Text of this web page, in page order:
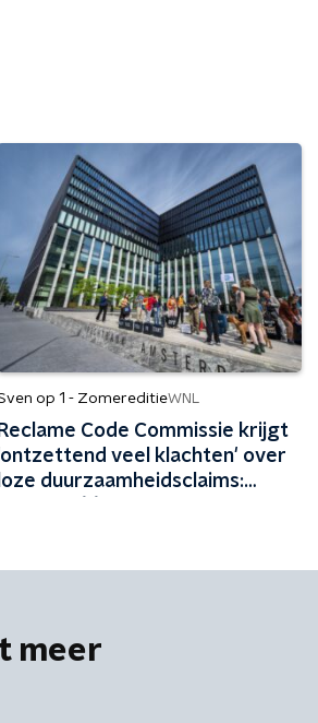
op 1 - ZomereditieWNL
Reclame Code Commissie krijgt
veel klachten' over
loze duurzaamheidsclaims:
meer